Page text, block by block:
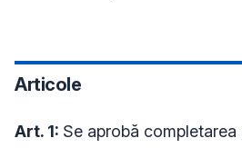
Articole
Art. 1: Se aprobă completarea